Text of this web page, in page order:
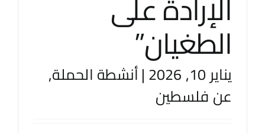
الطغيان”
يناير 10, 2026 |أنشطة الحملة,
عن فلسطين